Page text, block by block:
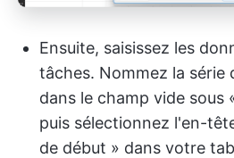
Ensuite, saisissez les
tâches. Nommez la série
dans le champ vide sous
puis sélectionnez l'en-
de début » dans votre